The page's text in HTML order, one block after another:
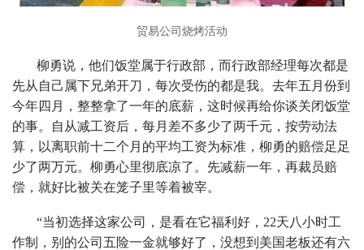
贸易公司烧烤活动
柳勇说，他们饭堂属于行政部，而行政部经理每次都是
先从自己属下兄弟开刀，每次受伤的都是我。去年五月份到
今年四月，整整拿了一年的底薪，这时候再给你谈关闭饭堂
的事。自从减工资后，每月差不多少了两千元，按劳动法
算，以离职前十二个月的平均工资为标准，柳勇的赔偿足足
少了两万元。柳勇心里彻底凉了。先减薪一年，再裁员赔
偿，就好比被关在笼子里等着被宰。
“当初选择这家公司，是看在它福利好，22天八小时工
作制，别的公司五险一金就够好了，没想到美国老板还有六